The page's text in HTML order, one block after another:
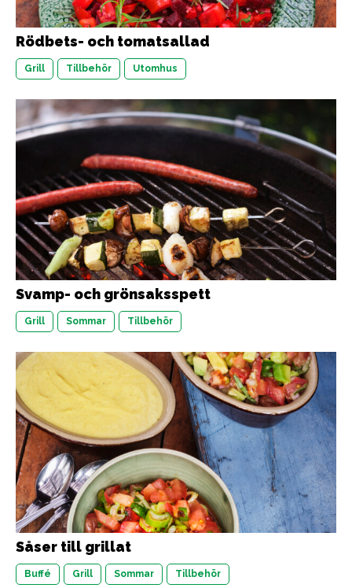
Rödbets- och tomatsallad
Grill Tillbehör Utomhus
Svamp- och grönsaksspett
Grill Sommar Tillbehör
Såser till grillat
Buffé Grill Sommar Tillbehör